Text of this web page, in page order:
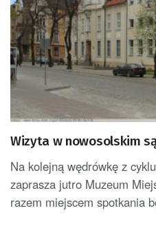
Wizyta w nowosolskim
Na kolejną wędrówkę z
zaprasza jutro Muzeum
razem miejscem spotkania